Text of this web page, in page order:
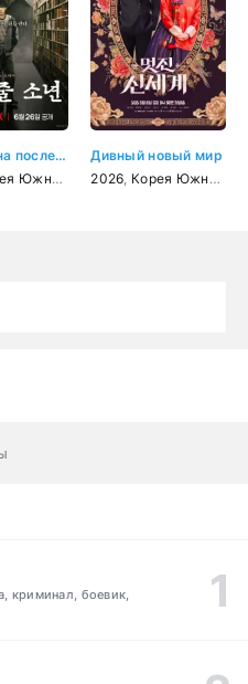
Студент на последнем ряду
Южная триллер ,детектив,драма
Дивный новый мир
2026 Корея Южная
криминал, боевик,